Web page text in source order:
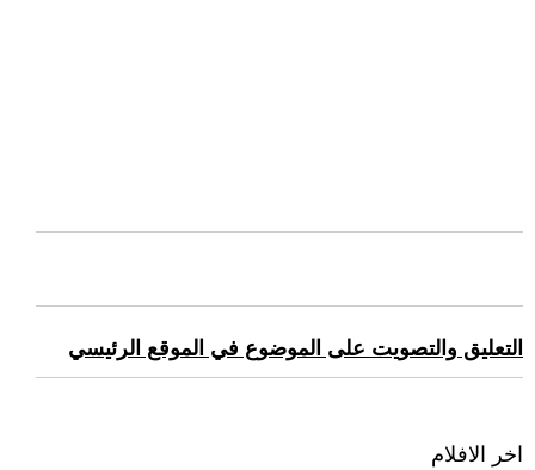
التعليق والتصويت على الموضوع في الموقع الرئيسي
اخر الافلام